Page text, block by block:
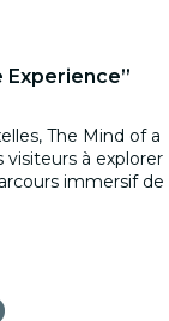
Experience”
The Mind of a
visiteurs à explorer
immersif de